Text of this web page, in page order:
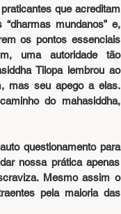
que acreditam
mundanos” e,
os pontos essenciais
uma autoridade tão
Tilopa lembrou ao
mas seu apego a elas.
do mahasiddha,
questionamento para
nossa prática apenas
Mesmo assim o
pela maioria das